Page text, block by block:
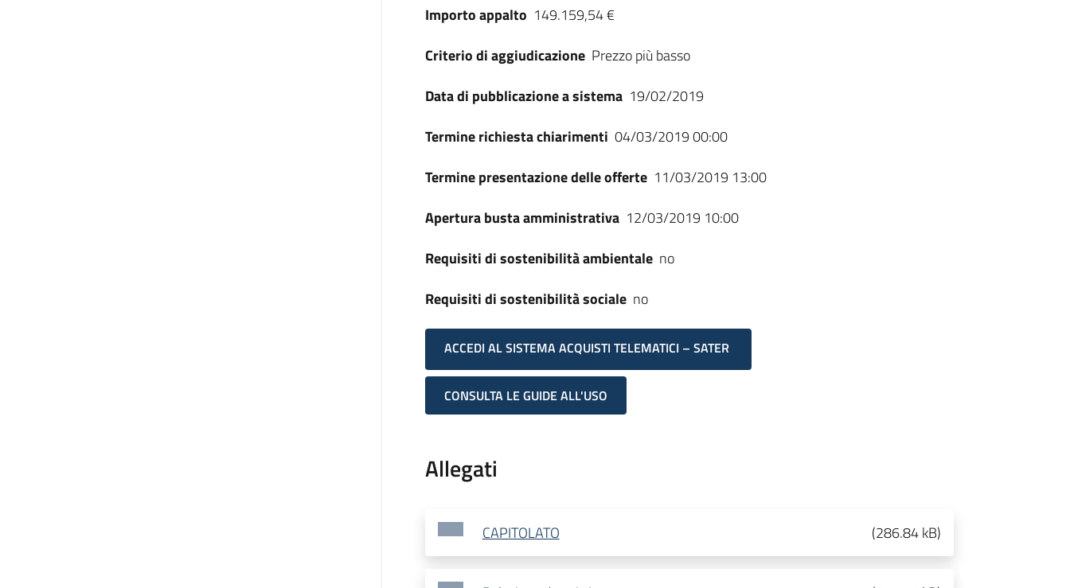
Importo appalto 149.159,54 €
Criterio di aggiudicazione Prezzo più basso
Data di pubblicazione a sistema 19/02/2019
Termine richiesta chiarimenti 04/03/2019 00:00
Termine presentazione delle offerte 11/03/2019 13:00
Apertura busta amministrativa 12/03/2019 10:00
Requisiti di sostenibilità ambientale no
Requisiti di sostenibilità sociale no
ACCEDI AL SISTEMA ACQUISTI TELEMATICI – SATER
CONSULTA LE GUIDE ALL'USO
Allegati
CAPITOLATO (286.84 kB)